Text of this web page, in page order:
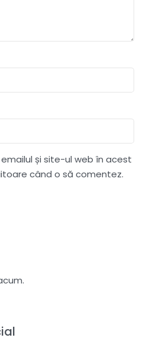
și site-ul web în acest
când o să comentez.